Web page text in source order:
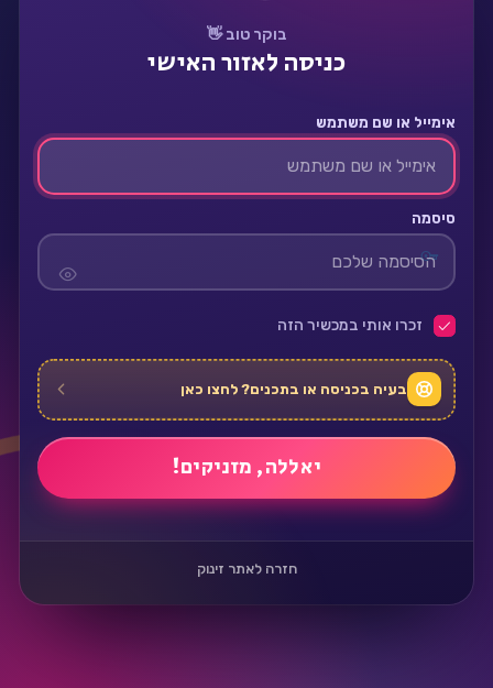
בוקר טוב 👋
כניסה לאזור האישי
אימייל או שם משתמש
סיסמה
זכרו אותי במכשיר הזה
בעיה בכניסה או בתכנים? לחצו כאן
חזרה לאתר זינוק